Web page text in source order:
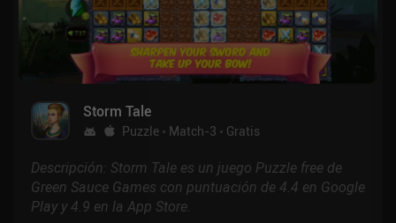
Storm Tale
Puzzle Match-3 Gratis
Descripción: Storm Tale es un juego Puzzle free de
Green Sauce Games con puntuación de 4.4 en Google
Play y 4.9 en la App Store.